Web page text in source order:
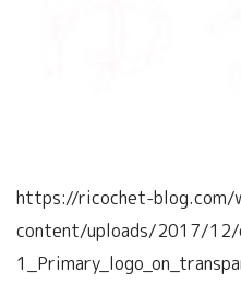
https://ricochet-blog.com/
content/uploads/2017/12/